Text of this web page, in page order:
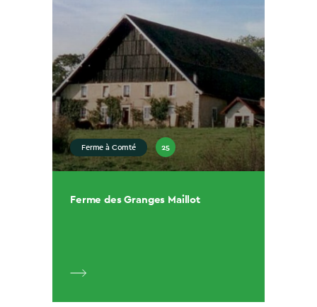
Ferme à Comté 25
Ferme des Granges Maillot